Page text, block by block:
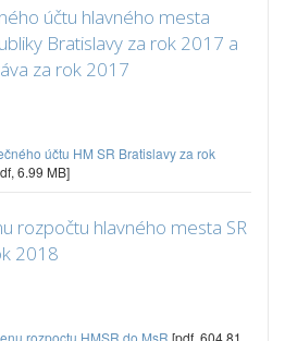
účtu hlavného mesta
Bratislavy za rok 2017 a
za rok 2017
účtu HM SR Bratislavy za rok
6.99 MB]
rozpočtu hlavného mesta SR
2018
rozpoctu HMSR do MsR [pdf, 604.81